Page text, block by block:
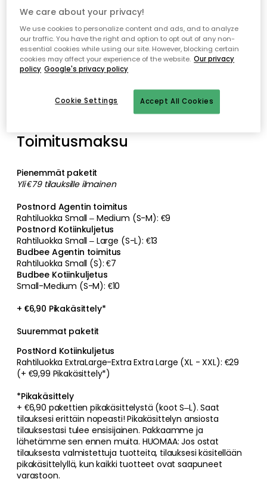
useammassa paketissa. Tämä näkyy
toimitusvahvistuksessa saamassasi seurantakoodissa.
Paketit voivat saapua noutopisteeseen tai
kotiinkuljetukseen eri aikaan, mutta voit aina seurata
lähetyksiäsi kuljetusliikkeen verkkosivustolla.
Tietoa toimitusajoista
toimitusajat ovat voimassa tilauksesi lähettämisestä.
Käsittely- ja toimitusaikojen tiedot löytyvät
Toimitusmaksu
Pienemmät paketit
Yli €79 tilauksille ilmainen
Postnord Agentin toimitus
Rahtiluokka Small – Medium (S-M): €9
Postnord Kotiinkuljetus
Rahtiluokka Small – Large (S-L): €13
Budbee Agentin toimitus
Rahtiluokka Small (S): €7
Budbee Kotiinkuljetus
Small-Medium (S-M): €10
+ €6,90 Pikakäsittely*
Suuremmat paketit
PostNord Kotiinkuljetus
Rahtiluokka ExtraLarge-Extra Extra Large (XL - XXL): €29
(+ €9,99 Pikakäsittely*)
*Pikakäsittely
+ €6,90 pakettien pikakäsittelystä (koot S–L). Saat
tilauksesi erittäin nopeasti! Pikakäsittelyn ansiosta
tilauksestasi tulee ensisijainen. Pakkaamme ja
lähetämme sen ennen muita. HUOMAA: Jos ostat
tilauksesta valmistettuja tuotteita, tilauksesi käsitellään
pikakäsittelyllä, kun kaikki tuotteet ovat saapuneet
varastoon.
We care about your privacy!
We use cookies to personalize content and ads, and to analyze
our traffic. You have the right and option to opt out of any non-
essential cookies while using our site. However, blocking certain
cookies may affect your experience of the website. Our privacy
policy Google's privacy policy
Accept All Cookies
Cookie Settings